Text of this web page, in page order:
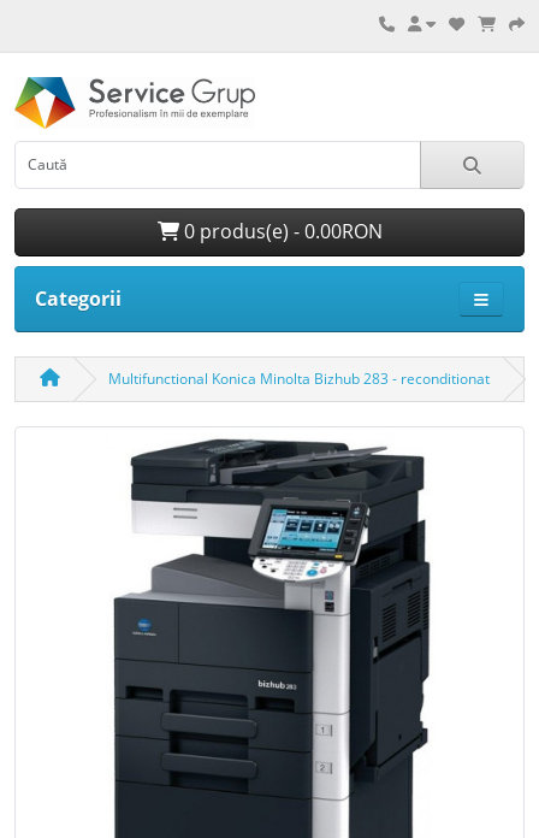
0 produs(e) - 0.00RON
Categorii
Multifunctional Konica Minolta Bizhub 283 - reconditionat